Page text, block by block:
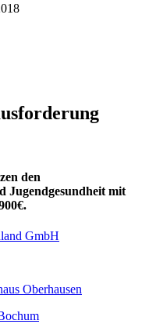
den
Jugendgesundheit mit